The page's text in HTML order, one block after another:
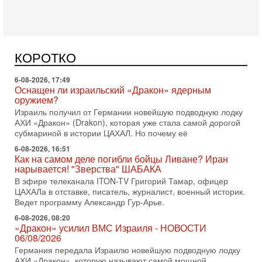
КОРОТКО
еврейский политический альянс? Что произойдет с
политическим раскладом сил, если арабский список
6-08-2026, 17:49
Оснащен ли израильский «Дракон» ядерным
оружием?
Израиль получил от Германии новейшую подводную лодку
АХИ «Дракон» (Drakon), которая уже стала самой дорогой
субмариной в истории ЦАХАЛ. Но почему её
6-08-2026, 16:51
Как на самом деле погибли бойцы Ливане? Иран
нарывается! "Зверства" ШАБАКА
В эфире телеканала ITON-TV Григорий Тамар, офицер
ЦАХАЛа в отставке, писатель, журналист, военный историк.
Ведет программу Александр Гур-Арье.
6-08-2026, 08:20
«Дракон» усилил ВМС Израиля - НОВОСТИ
06/08/2026
Германия передала Израилю новейшую подводную лодку